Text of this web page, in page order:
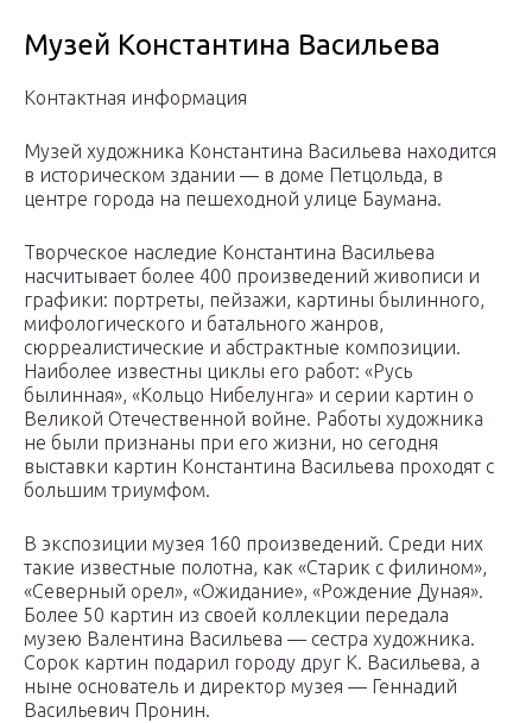
Музей Константина Васильева
Контактная информация
Музей художника Константина Васильева находится
в историческом здании — в доме Петцольда, в
центре города на пешеходной улице Баумана.
Творческое наследие Константина Васильева
насчитывает более 400 произведений живописи и
графики: портреты, пейзажи, картины былинного,
мифологического и батального жанров,
сюрреалистические и абстрактные композиции.
Наиболее известны циклы его работ: «Русь
былинная», «Кольцо Нибелунга» и серии картин о
Великой Отечественной войне. Работы художника
не были признаны при его жизни, но сегодня
выставки картин Константина Васильева проходят с
большим триумфом.
В экспозиции музея 160 произведений. Среди них
такие известные полотна, как «Старик с филином»,
«Северный орел», «Ожидание», «Рождение Дуная».
Более 50 картин из своей коллекции передала
музею Валентина Васильева — сестра художника.
Сорок картин подарил городу друг К. Васильева, а
ныне основатель и директор музея — Геннадий
Васильевич Пронин.